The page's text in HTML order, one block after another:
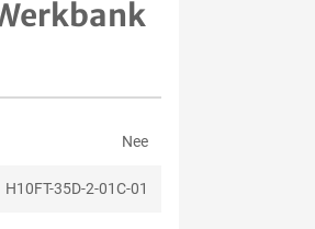
Nee
H10FT-35D-2-01C-01